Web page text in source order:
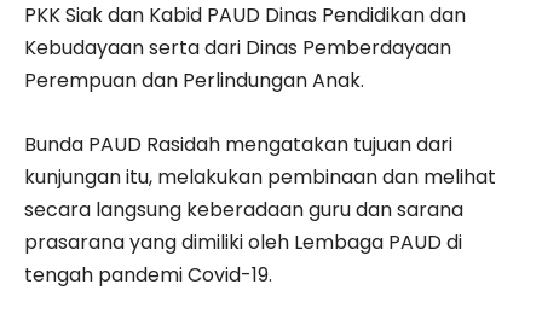
PKK Siak dan Kabid PAUD Dinas Pendidikan dan
Kebudayaan serta dari Dinas Pemberdayaan
Perempuan dan Perlindungan Anak.
Bunda PAUD Rasidah mengatakan tujuan dari
kunjungan itu, melakukan pembinaan dan melihat
secara langsung keberadaan guru dan sarana
prasarana yang dimiliki oleh Lembaga PAUD di
tengah pandemi Covid-19.